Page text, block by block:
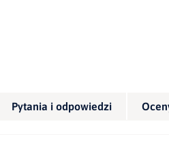
Pytania i odpowiedzi